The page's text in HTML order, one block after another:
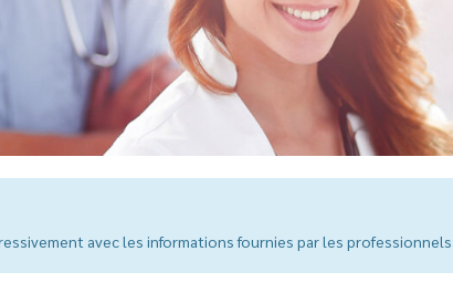
avec les informations fournies par les